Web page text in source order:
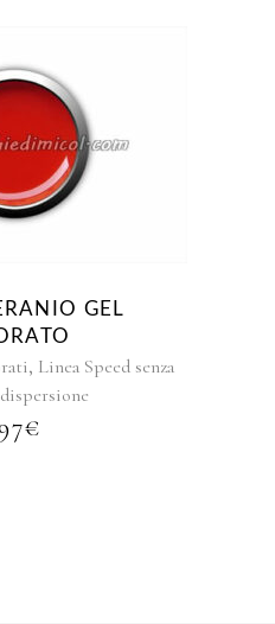
Questo
prodotto
ha
più
opzioni
possono
scelte
nella
pagina
GEL
, Linea Speed senza
€